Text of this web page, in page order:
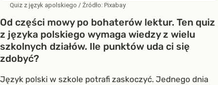
Quiz z język apolskiego / Źródło: Pixabay
Od części mowy po bohaterów lektur. Ten quiz
z języka polskiego wymaga wiedzy z wielu
szkolnych działów. Ile punktów uda ci się
zdobyć?
Język polski w szkole potrafi zaskoczyć. Jednego dnia